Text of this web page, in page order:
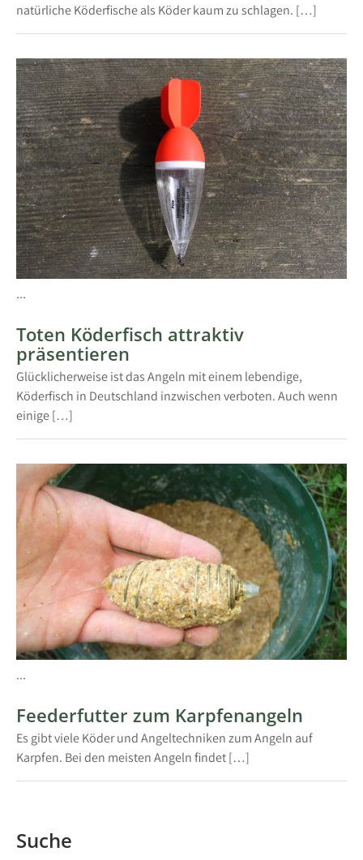
natürliche Köderfische als Köder kaum zu schlagen. […]
...
Toten Köderfisch attraktiv
präsentieren
Glücklicherweise ist das Angeln mit einem lebendige,
Köderfisch in Deutschland inzwischen verboten. Auch wenn
einige […]
...
Feederfutter zum Karpfenangeln
Es gibt viele Köder und Angeltechniken zum Angeln auf
Karpfen. Bei den meisten Angeln findet […]
Suche